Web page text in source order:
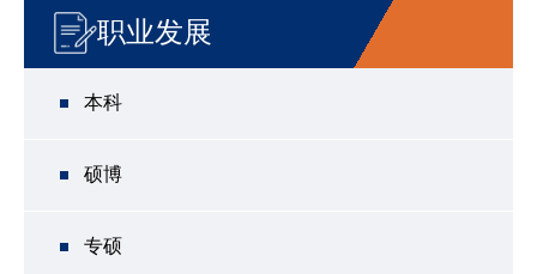
职业发展
本科
硕博
专硕